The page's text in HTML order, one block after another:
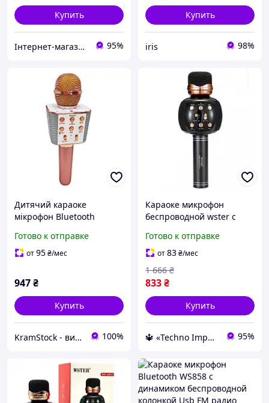
Купить
Інтернет-магазин товарів для дому "The Rechi" 95%
Купить
iris 98%
Дитячий караоке
мікрофон Bluetooth
Готово к отправке
от95₴/мес
947₴
Купить
KramStock - вигідні покупки! 100%
Караоке микрофон
беспроводной wster с
изменения голоса с
bluetooth динамиком
Детское караоке
Готово к отправке
от83₴/мес
833₴
1 666 ₴
Купить
🔱 «Techno Imperia» Компетентность! Качество товара! Быстрая отправка! ✅ 95%